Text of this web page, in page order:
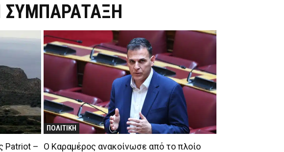
ΣΥΜΠΑΡΑΤΑΞΗ
Patriot –
ΠΟΛΙΤΙΚΗ
Ο Καραμέρος ανακοίνωσε από το πλοίο